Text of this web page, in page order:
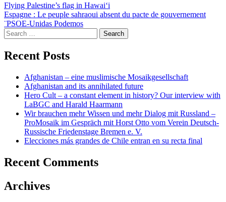
Post
navigation
Flying Palestine’s flag in Hawaiʻi
Espagne : Le peuple sahraoui absent du pacte de gouvernement
¨PSOE-Unidas Podemos
Search
for:
Recent Posts
Afghanistan – eine muslimische Mosaikgesellschaft
Afghanistan and its annihilated future
Hero Cult – a constant element in history? Our interview with
LaBGC and Harald Haarmann
Wir brauchen mehr Wissen und mehr Dialog mit Russland –
ProMosaik im Gespräch mit Horst Otto vom Verein Deutsch-
Russische Friedenstage Bremen e. V.
Elecciones más grandes de Chile entran en su recta final
Recent Comments
Archives